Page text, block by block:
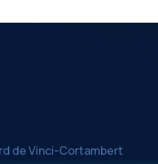
de Vinci-Cortambert